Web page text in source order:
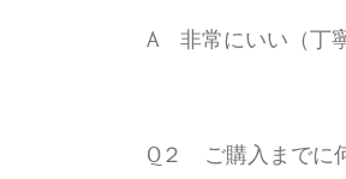
A 非常にいい（丁
Q２ ご購入までに